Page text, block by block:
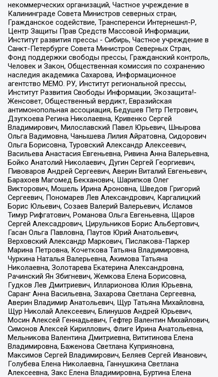
некоммерческих организаций, Частное учреждение в
Калининграде Совета Министров северных стран,
Гражданское содействие, Трансперенси Интернешнл-Р,
Центр Защиты Прав Средств Массовой Информации,
Институт развития прессы - Сибирь, Частное учреждение в
Санкт-Петербурге Совета Министров Северных Стран,
Фонд поддержки свободы прессы, Гражданский контроль,
Человек и Закон, Общественная комиссия по сохранению
наследия академика Сахарова, Информационное
агентство МЕМО. РУ, Институт региональной прессы,
Институт Развития Свободы Информации, Экозащита!-
Женсовет, Общественный вердикт, Евразийская
антимонопольная ассоциация, Бедушев Петр Петрович,
Дзугкоева Регина Николаевна, Кривенко Сергей
Владимирович, Милославский Павел Юрьевич, Шнырова
Ольга Вадимовна, Чанышева Лилия Айратовна, Сидорович
Ольга Борисовна, Туровский Александр Алексеевич,
Васильева Анастасия Евгеньевна, Ривина Анна Валерьевна,
Бойко Анатолий Николаевич, Дугин Сергей Георгиевич,
Пивоваров Андрей Сергеевич, Аверин Виталий Евгеньевич,
Барахоев Магомед Бекханович, Шарипков Олег
Викторович, Мошель Ирина Ароновна, Шведов Григорий
Сергеевич, Пономарев Лев Александрович, Каргалицкий
Борис Юльевич, Созаев Валерий Валерьевич, Исламов
Тимур Рифгатович, Романова Ольга Евгеньевна, Щаров
Сергей Алексадрович, Цирульников Борис Альбертович,
Гасан Ольга Павловна, Паутов Юрий Анатольевич,
Верховский Александр Маркович, Пислакова-Паркер
Марина Петровна, Кочеткова Татьяна Владимировна,
Чуркина Наталья Валерьевна, Акимова Татьяна
Николаевна, Золотарева Екатерина Александровна,
Рачинский Ян Збигневич, Жемкова Елена Борисовна,
Гудков Лев Дмитриевич, Илларионова Юлия Юрьевна,
Саранг Анна Васильевна, Захарова Светлана Сергеевна,
Аверин Владимир Анатольевич, Щур Татьяна Михайловна,
Щур Николай Алексеевич, Блинушов Андрей Юрьевич,
Мосин Алексей Геннадьевич, Гефтер Валентин Михайлович,
Симонов Алексей Кириллович, Флиге Ирина Анатольевна,
Мельникова Валентина Дмитриевна, Вититинова Елена
Владимировна, Баженова Светлана Куприяновна,
Максимов Сергей Владимирович, Беляев Сергей Иванович,
Голубева Елена Николаевна, Ганнушкина Светлана
Алексеевна, Закс Елена Владимировна, Буртина Елена